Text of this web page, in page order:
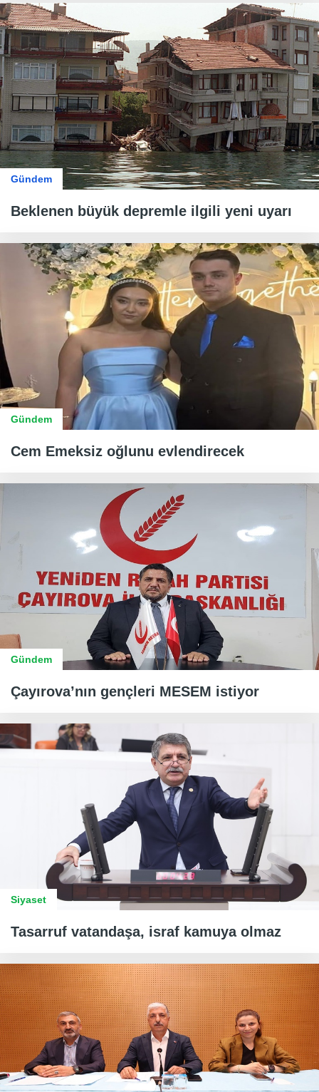
Gündem
Beklenen büyük depremle ilgili yeni uyarı
Gündem
Cem Emeksiz oğlunu evlendirecek
Gündem
Çayırova’nın gençleri MESEM istiyor
Siyaset
Tasarruf vatandaşa, israf kamuya olmaz